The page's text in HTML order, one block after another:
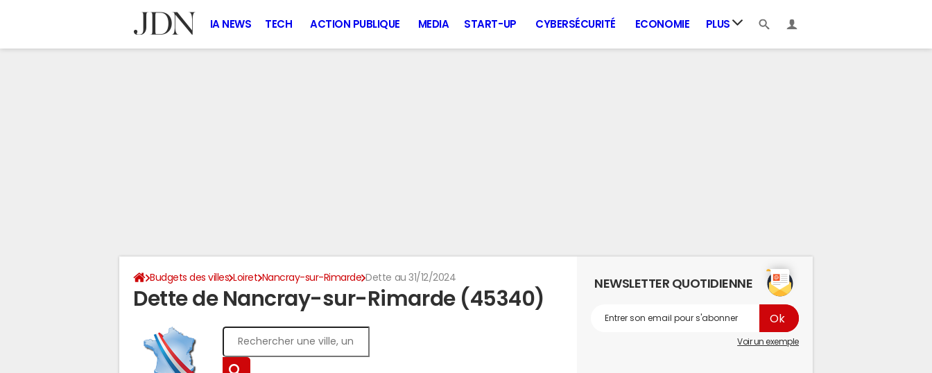
IA NEWS TECH ACTION PUBLIQUE MEDIA START-UP CYBERSÉCURITÉ ECONOMIE PLUS
Budgets des villes Loiret Nancray-sur-Rimarde Dette au 31/12/2024
Dette de Nancray-sur-Rimarde (45340)
NEWSLETTER QUOTIDIENNE
Voir un exemple